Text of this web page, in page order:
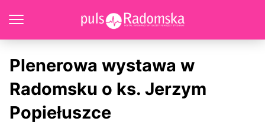
Plenerowa wystawa w
Radomsku o ks. Jerzym
Popiełuszce